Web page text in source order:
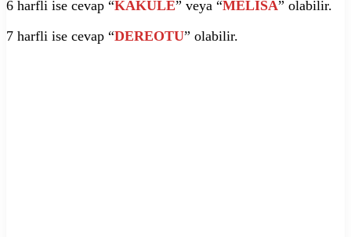
6 harfli ise cevap “KAKULE” veya “MELİSA” olabilir.
7 harfli ise cevap “DEREOTU” olabilir.